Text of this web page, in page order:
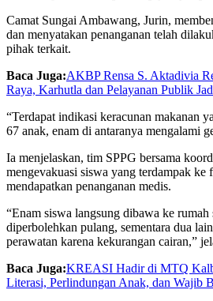
Camat Sungai Ambawang, Jurin,
dan menyatakan penanganan telah
pihak terkait.
Baca Juga:AKBP Rensa S. Aktadivia
Raya, Karhutla dan Pelayanan Publik
“Terdapat indikasi keracunan makanan
67 anak, enam di antaranya mengalami
Ia menjelaskan, tim SPPG bersama
mengevakuasi siswa yang terdampak ke
mendapatkan penanganan medis.
“Enam siswa langsung dibawa ke rumah
diperbolehkan pulang, sementara dua
perawatan karena kekurangan cairan,”
Baca Juga:KREASI Hadir di MTQ
Literasi, Perlindungan Anak, dan Wajib